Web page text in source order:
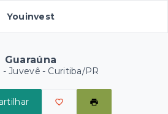
Youinvest
Guaraúna
-Juvevê - Curitiba/PR